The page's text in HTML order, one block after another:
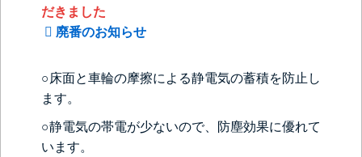
だきました
廃番のお知らせ
○床面と車輪の摩擦による静電気の蓄積を防止し
ます。
○静電気の帯電が少ないので、防塵効果に優れて
います。